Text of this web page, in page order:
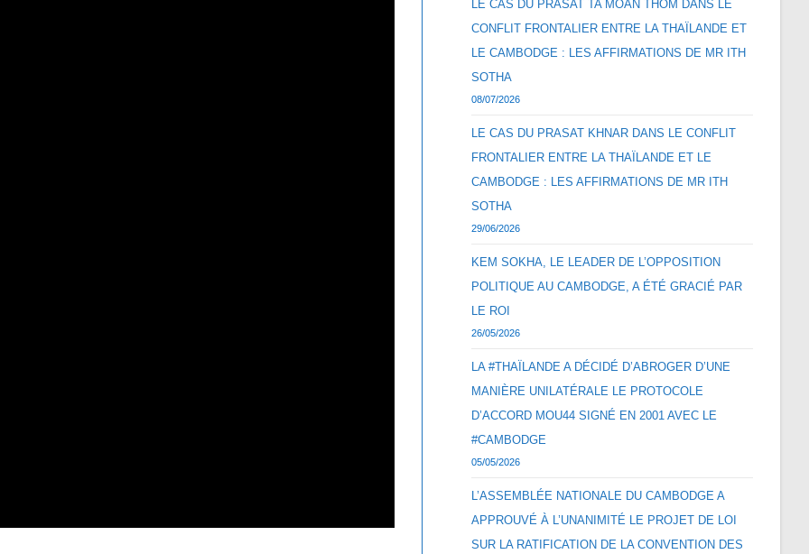
LE CAS DU PRASAT TA MOAN THOM DANS LE
CONFLIT FRONTALIER ENTRE LA THAÏLANDE ET
LE CAMBODGE : LES AFFIRMATIONS DE MR ITH
SOTHA
08/07/2026
LE CAS DU PRASAT KHNAR DANS LE CONFLIT
FRONTALIER ENTRE LA THAÏLANDE ET LE
CAMBODGE : LES AFFIRMATIONS DE MR ITH
SOTHA
29/06/2026
KEM SOKHA, LE LEADER DE L’OPPOSITION
POLITIQUE AU CAMBODGE, A ÉTÉ GRACIÉ PAR
LE ROI
26/05/2026
LA #THAÏLANDE A DÉCIDÉ D’ABROGER D’UNE
MANIÈRE UNILATÉRALE LE PROTOCOLE
D’ACCORD MOU44 SIGNÉ EN 2001 AVEC LE
#CAMBODGE
05/05/2026
L’ASSEMBLÉE NATIONALE DU CAMBODGE A
APPROUVÉ À L’UNANIMITÉ LE PROJET DE LOI
SUR LA RATIFICATION DE LA CONVENTION DES